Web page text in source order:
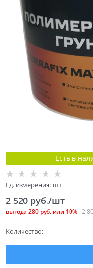
Есть в
Ед. измерения: шт
2
2 520 руб./шт
выгода 280 руб. или 10%
Количество: